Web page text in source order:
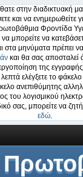
στην διαδικτυακή
και να
Φροντίδα
να μπορείτε να
στα μηνύματα πρέπει
και θα σας αποσταλεί
της
ελέγξετε το
ανεπιθύμητης
του λογισμικού
σας, μπορείτε να
εδώ.